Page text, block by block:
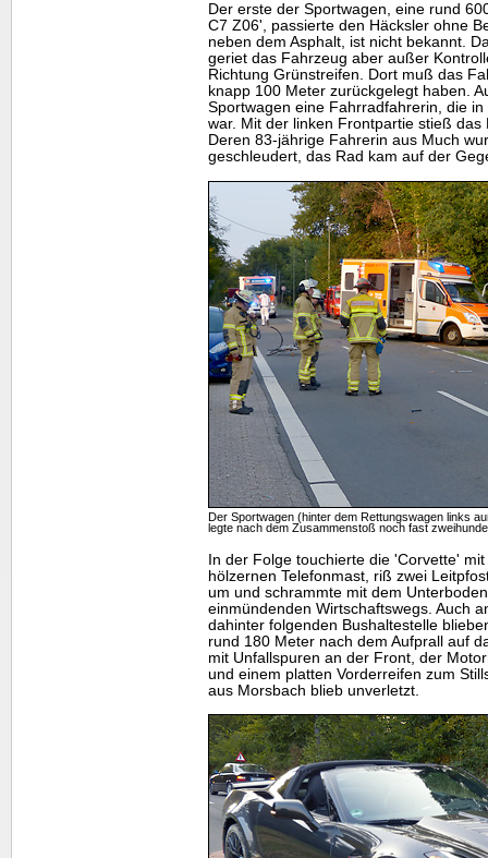
Der erste der Sportwagen, eine rund
C7 Z06', passierte den Häcksler ohne
neben dem Asphalt, ist nicht bekannt.
geriet das Fahrzeug aber außer
Richtung Grünstreifen. Dort muß das
knapp 100 Meter zurückgelegt haben.
Sportwagen eine Fahrradfahrerin, die
war. Mit der linken Frontpartie stieß
Deren 83-jährige Fahrerin aus Much
geschleudert, das Rad kam auf der
Der Sportwagen (hinter dem Rettungswagen links
legte nach dem Zusammenstoß noch fast
In der Folge touchierte die 'Corvette'
hölzernen Telefonmast, riß zwei
um und schrammte mit dem
einmündenden Wirtschaftswegs. Auch
dahinter folgenden Bushaltestelle
rund 180 Meter nach dem Aufprall auf
mit Unfallspuren an der Front, der
und einem platten Vorderreifen zum
aus Morsbach blieb unverletzt.